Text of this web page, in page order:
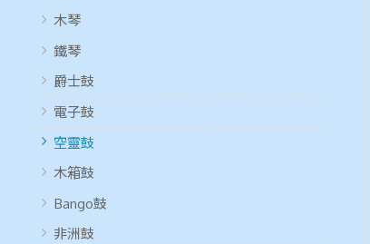
木琴
鐵琴
爵士鼓
電子鼓
空靈鼓
木箱鼓
Bango鼓
非洲鼓